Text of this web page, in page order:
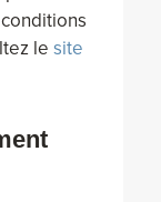
le site